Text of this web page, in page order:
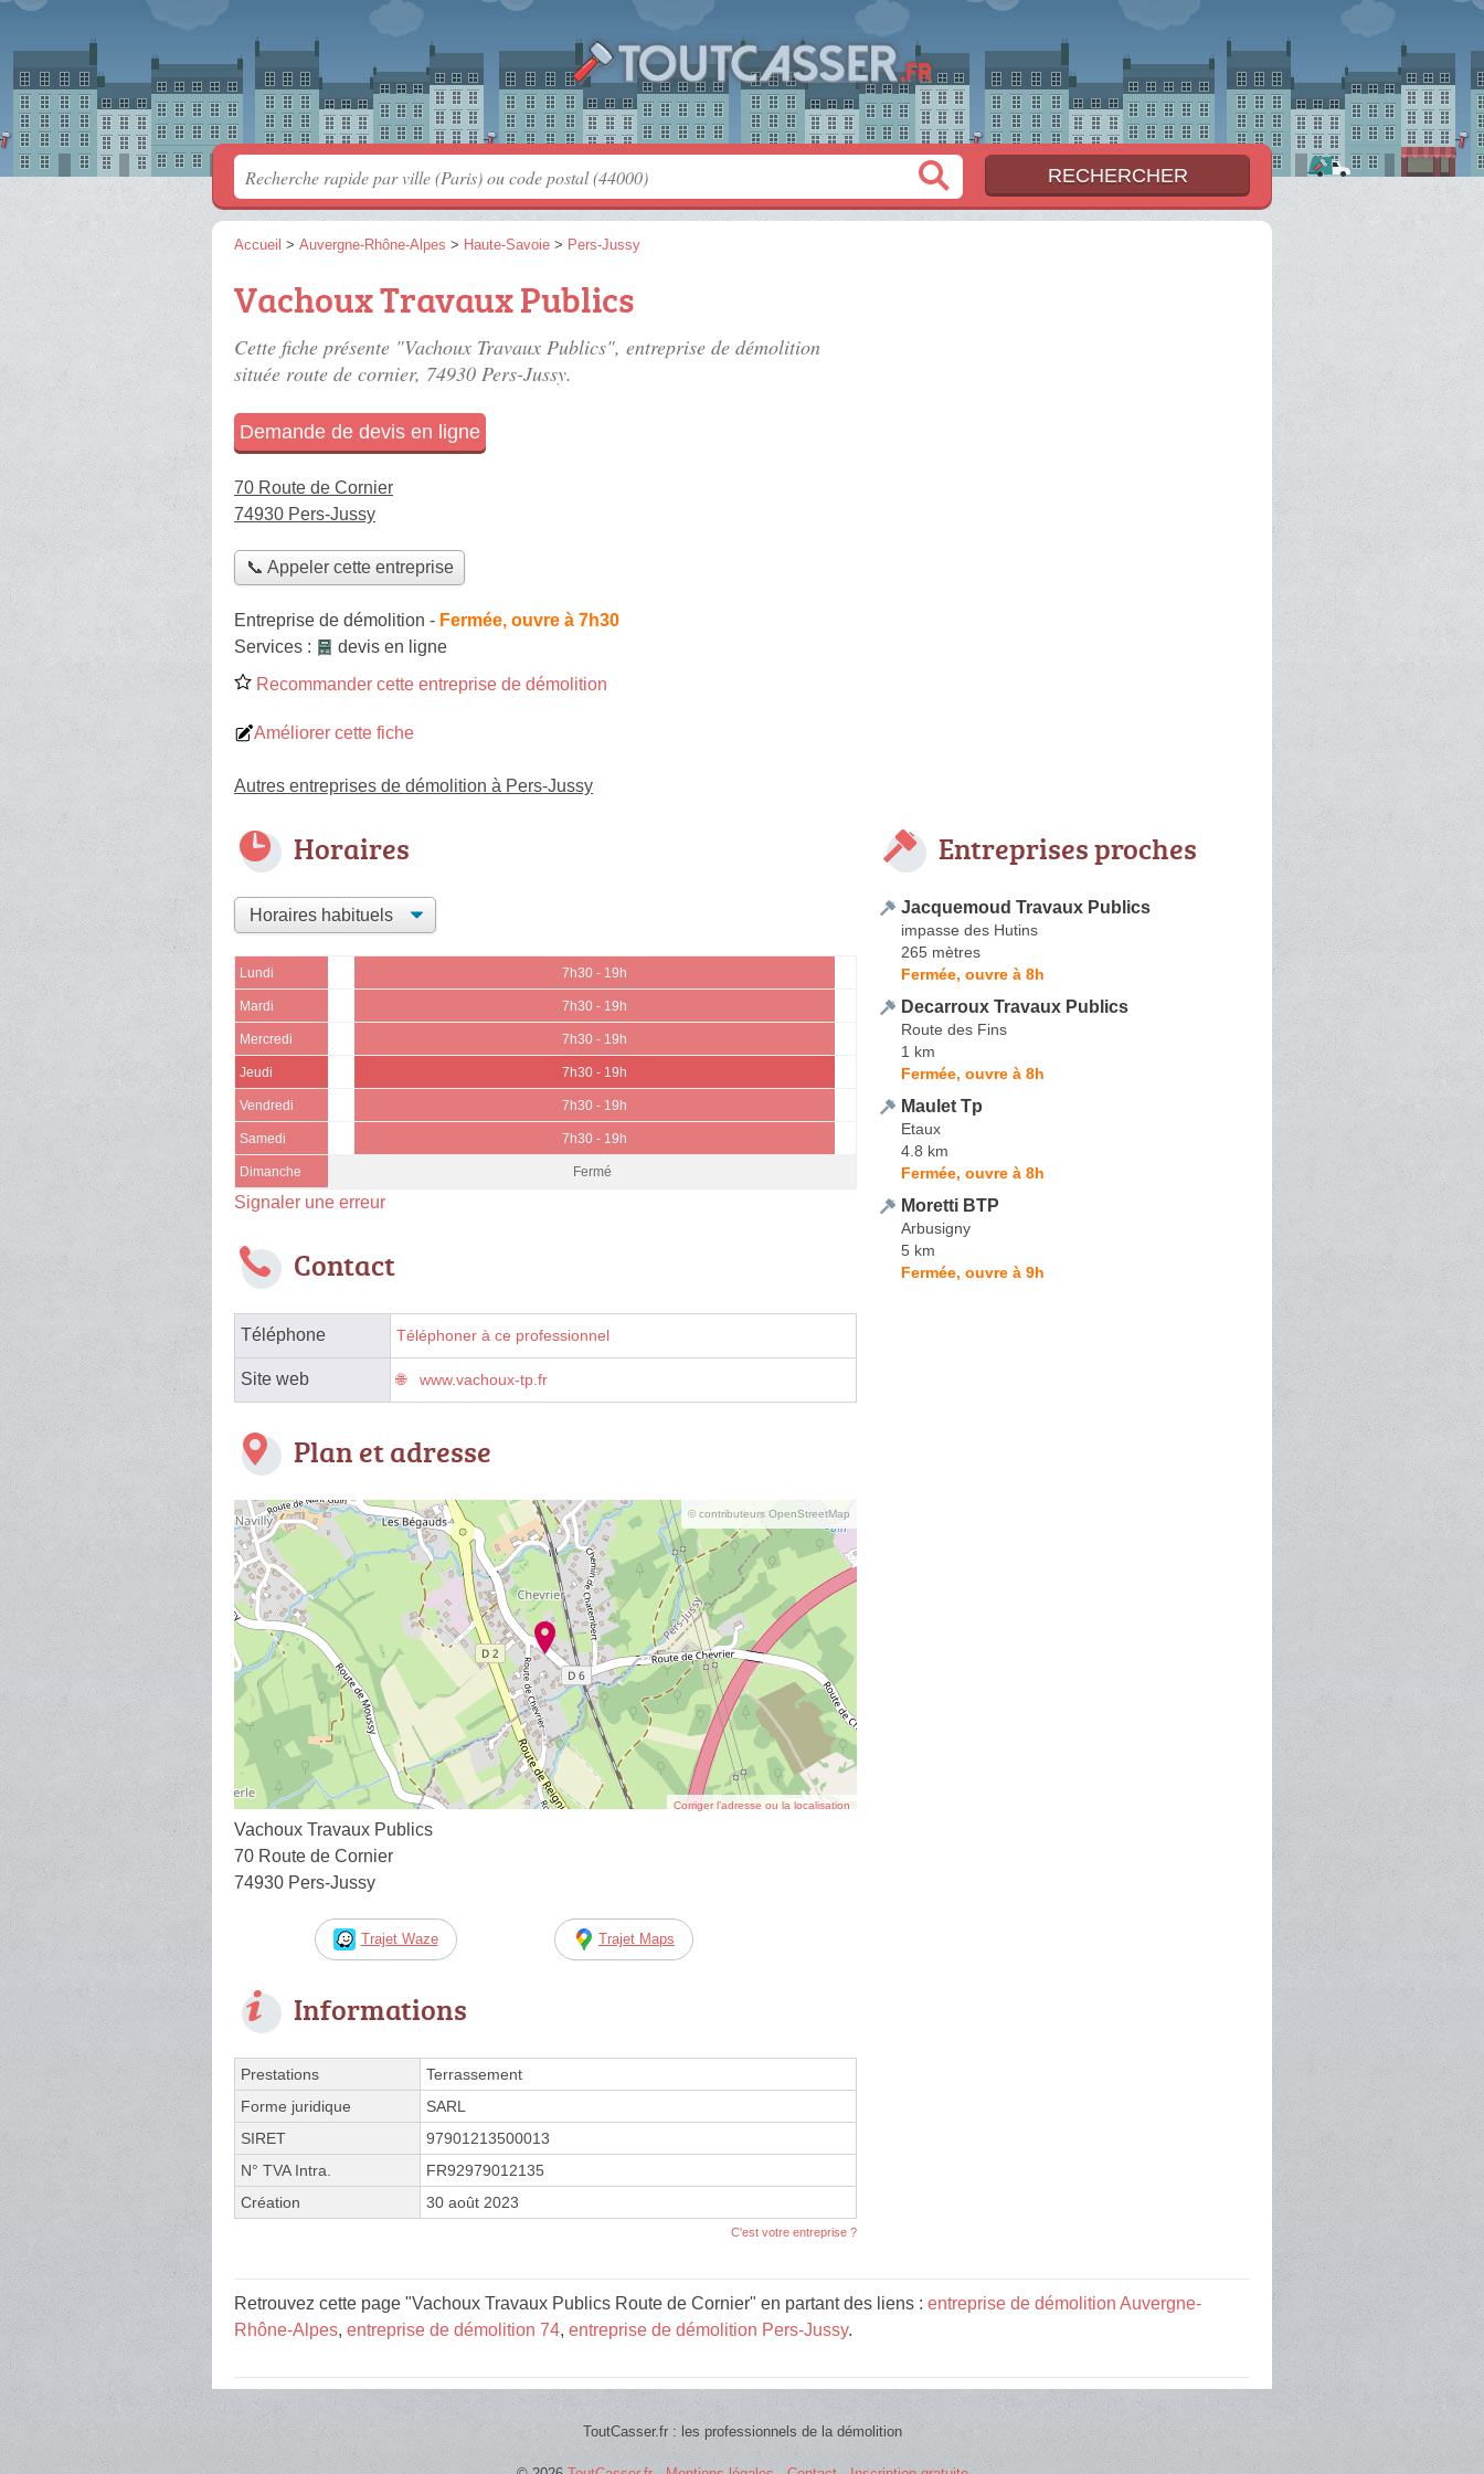
Accueil > Auvergne-Rhône-Alpes > Haute-Savoie > Pers-Jussy
Vachoux Travaux Publics
Cette fiche présente "Vachoux Travaux Publics", entreprise de démolition
située route de cornier, 74930 Pers-Jussy.
Demande de devis en ligne
70 Route de Cornier
74930 Pers-Jussy
📞 Appeler cette entreprise
Entreprise de démolition - Fermée, ouvre à 7h30
Services :
devis en ligne
Recommander cette entreprise de démolition
Améliorer cette fiche
Autres entreprises de démolition à Pers-Jussy
Horaires
Lundi 7h30 - 19h
Mardi 7h30 - 19h
Mercredi 7h30 - 19h
Jeudi 7h30 - 19h
Vendredi 7h30 - 19h
Samedi 7h30 - 19h
Dimanche Fermé
Signaler une erreur
Contact
Téléphone Téléphoner à ce professionnel
Site web www.vachoux-tp.fr
Plan et adresse
© contributeurs OpenStreetMap
Corriger l’adresse ou la localisation
Vachoux Travaux Publics
70 Route de Cornier
74930 Pers-Jussy
Trajet Waze Trajet Maps
Informations
Prestations
Terrassement
Forme juridique
SARL
SIRET
97901213500013
N° TVA Intra.
FR92979012135
Création
30 août 2023
C'est votre entreprise ?
Entreprises proches
Jacquemoud Travaux Publics
impasse des Hutins
265 mètres
Fermée, ouvre à 8h
Decarroux Travaux Publics
Route des Fins
1 km
Fermée, ouvre à 8h
Maulet Tp
Etaux
4.8 km
Fermée, ouvre à 8h
Moretti BTP
Arbusigny
5 km
Fermée, ouvre à 9h
Retrouvez cette page "Vachoux Travaux Publics Route de Cornier" en partant des liens : entreprise de démolition Auvergne-
Rhône-Alpes, entreprise de démolition 74, entreprise de démolition Pers-Jussy.
ToutCasser.fr : les professionnels de la démolition